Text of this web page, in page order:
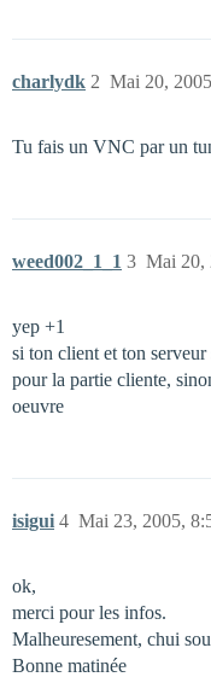
charlydk Mai 20,
2
Tu fais un VNC par un
weed002_1_1 Mai 20,
3
yep +1
si ton client et ton
pour la partie cliente,
oeuvre
isigui Mai 23, 2005,
4
ok,
merci pour les infos.
Malheuresement, chui
Bonne matinée